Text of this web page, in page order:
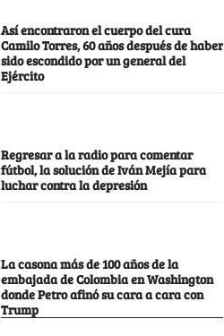
Así encontraron el cuerpo del cura
Camilo Torres, 60 años después de haber
sido escondido por un general del
Ejército
Regresar a la radio para comentar
fútbol, la solución de Iván Mejía para
luchar contra la depresión
La casona más de 100 años de la
embajada de Colombia en Washington
donde Petro afinó su cara a cara con
Trump